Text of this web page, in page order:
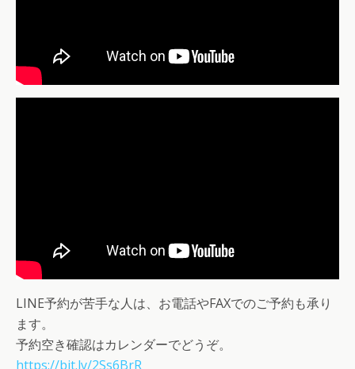
LINE予約が苦手な人は、お電話やFAXでのご予約も承り
ます。
予約空き確認はカレンダーでどうぞ。
https://bit.ly/2Ss6BrR